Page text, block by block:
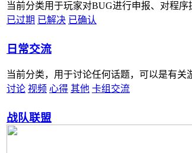
当前分类用于玩家对BUG进行申报、对程
已过期 已解决 已确认
日常交流
当前分类，用于讨论任何话题，可以是有关
讨论 视频 心得 其他 卡组交流
战队联盟